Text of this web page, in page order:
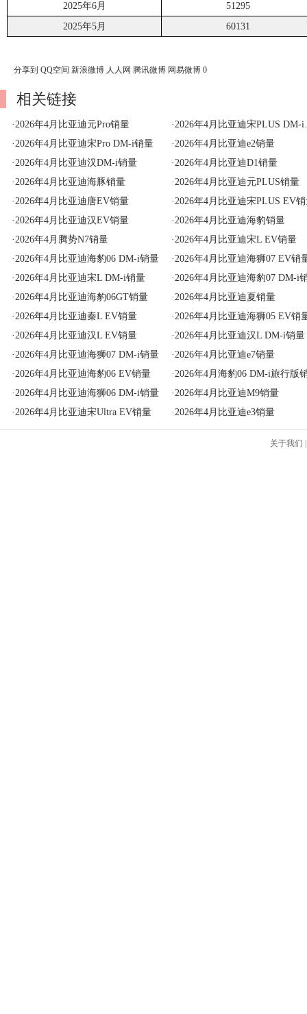
2025年6月
51295
2025年5月
60131
分享到 QQ空间 新浪微博 人人网 腾讯微博 网易微博 0
相关链接
·2026年4月比亚迪元Pro销量 ·2026年4月比亚迪宋PLUS DM-i销量
·2026年4月比亚迪宋Pro DM-i销量 ·2026年4月比亚迪e2销量
·2026年4月比亚迪汉DM-i销量 ·2026年4月比亚迪D1销量
·2026年4月比亚迪海豚销量 ·2026年4月比亚迪元PLUS销量
·2026年4月比亚迪唐EV销量 ·2026年4月比亚迪宋PLUS EV
·2026年4月比亚迪汉EV销量 ·2026年4月比亚迪海豹销量
·2026年4月腾势N7销量 ·2026年4月比亚迪宋L EV销量
·2026年4月比亚迪海豹06 DM-i销量 ·2026年4月比亚迪海狮07 EV销
·2026年4月比亚迪宋L DM-i销量 ·2026年4月比亚迪海豹07 DM-i
·2026年4月比亚迪海豹06GT销量 ·2026年4月比亚迪夏销量
·2026年4月比亚迪秦L EV销量 ·2026年4月比亚迪海狮05 EV销
·2026年4月比亚迪汉L EV销量 ·2026年4月比亚迪汉L DM-i销量
·2026年4月比亚迪海狮07 DM-i销量 ·2026年4月比亚迪e7销量
·2026年4月比亚迪海豹06 EV销量 ·2026年4月海豹06 DM-i旅行版
·2026年4月比亚迪海狮06 DM-i销量 ·2026年4月比亚迪M9销量
·2026年4月比亚迪宋Ultra EV销量 ·2026年4月比亚迪e3销量
关于我们